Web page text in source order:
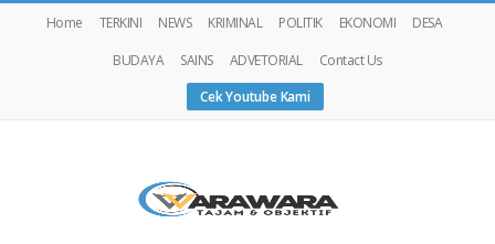
Home TERKINI NEWS KRIMINAL POLITIK EKONOMI
DESA
BUDAYA
SAINS ADVETORIAL
Contact Us
Cek Youtube Kami